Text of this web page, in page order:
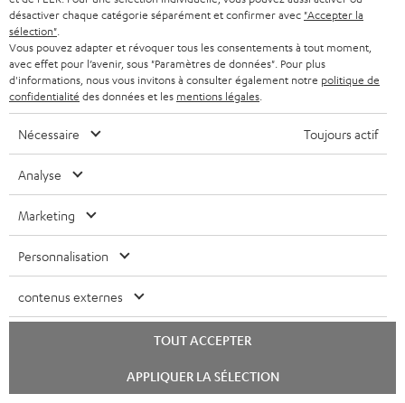
.
i
t
l
e
h
d
d
e
l
’
e
x
p
é
d
i
t
i
o
n
v
e
s
à
l
a
a
r
a
n
t
8 semaines d'essai
Retours sans frais
Teufel adhère à la Fédération du e-commerce et de la vente à distance (Fevad) et à sa charte
chat
désactiver chaque catégorie séparément et confirmer avec "Accepter la
sélection"
Vous pouvez adapter et révoquer tous les consentements à tout moment,
avec effet pour l’avenir, sous "Paramètres de données". Pour plus
d'informations, nous vous invitons à consulter également notre politique de
confidentialité des données et les mentions légales
Nécessaire Toujours actif
Analyse
Marketing
Personnalisation
contenus externes
TOUT ACCEPTER
APPLIQUER LA SÉLECTION